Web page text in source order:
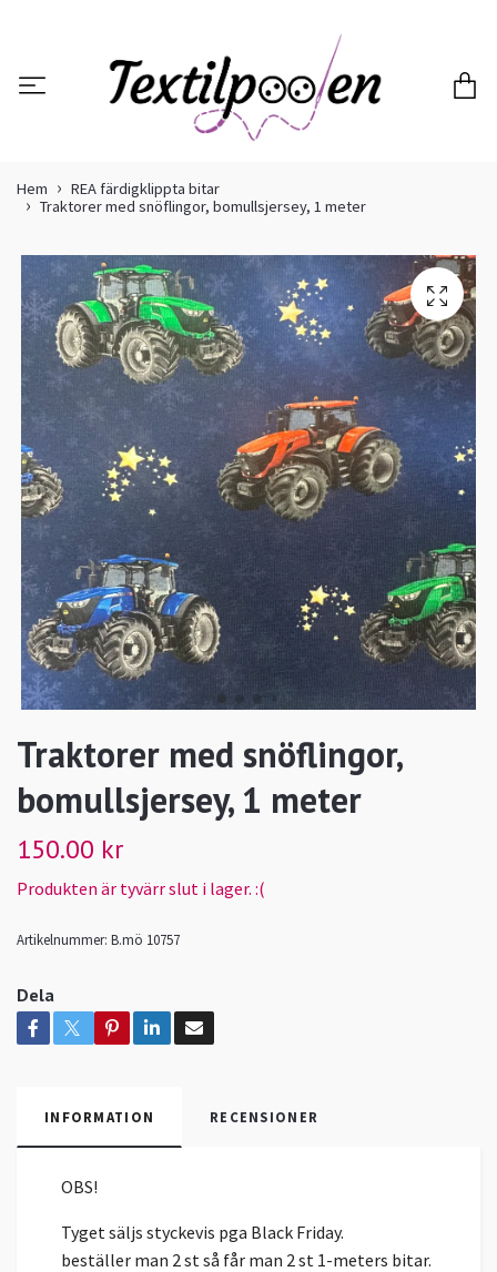
Hem
REA färdigklippta bitar
Traktorer med snöflingor, bomullsjersey, 1 meter
Traktorer med snöflingor,
bomullsjersey, 1 meter
150.00 kr
Produkten är tyvärr slut i lager. :(
Artikelnummer: B.mö 10757
Dela
INFORMATION RECENSIONER
OBS!
Tyget säljs styckevis pga Black Friday.
beställer man 2 st så får man 2 st 1-meters bitar.